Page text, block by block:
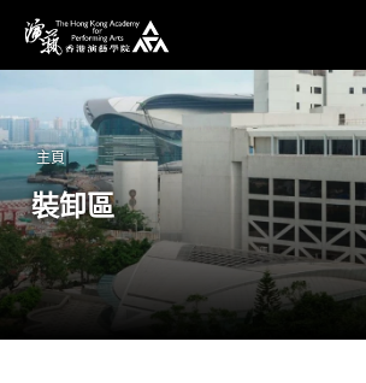
香港演藝學院
主頁
裝卸區